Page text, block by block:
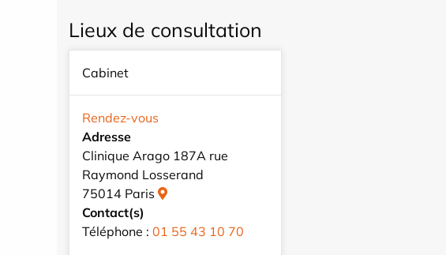
Lieux de consultation
Cabinet
Rendez-vous
Adresse
Clinique Arago 187A rue
Raymond Losserand
75014 Paris
Contact(s)
Téléphone : 01 55 43 10 70